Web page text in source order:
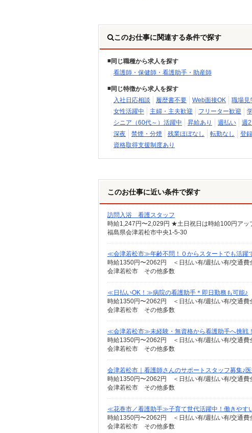
このお仕事に関連する条件で探す
同じ職種から求人を探す
看護師・保健師・看護助手・助産師
同じ特徴から求人を探す
入社日応相談
履歴書不要 Web面接OK 職場見
女性活躍中
主婦・主夫歓迎 フリーター歓迎
シニア（60代～）活躍中
昇給あり 週払い 週
深夜
禁煙・分煙 残業ほぼなし 転勤なし 登
資格取得支援制度あり
このお仕事に近い条件で探す
訪問入浴 看護スタッフ
時給1,247円〜2,029円 ★土日祝日は時給100円ア
福島県会津若松市中央1-5-30
≪会津若松市≫年齢不問！０からスタートでも活躍
時給1350円〜2062円 ＜日払い有/週払い有/交通費
会津若松市 その他多数
≪日払いOK！≫病院の看護助手＊即日勤務も可能♪
時給1350円〜2062円 ＜日払い有/週払い有/交通費
会津若松市 その他多数
≪会津若松市≫未経験・無資格から看護助手へ挑戦
時給1350円〜2062円 ＜日払い有/週払い有/交通費
会津若松市 その他多数
会津若松市｜看護師さんのサポートスタッフ募集♪
時給1350円〜2062円 ＜日払い有/週払い有/交通費
会津若松市 その他多数
≪花巻市／看護助手≫子育て世代活躍中！働きやす
時給1350円〜2062円 ＜日払い有/週払い有/交通費
会津若松市 その他多数